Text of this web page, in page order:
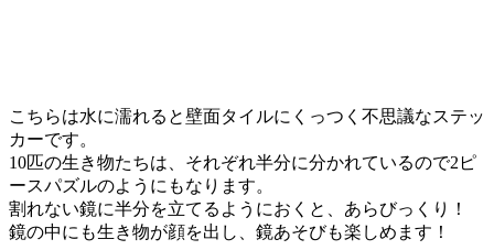
こちらは水に濡れると壁面タイルにくっつく不思議なステッ
カーです。
10匹の生き物たちは、それぞれ半分に分かれているので2ピ
ースパズルのようにもなります。
割れない鏡に半分を立てるようにおくと、あらびっくり！
鏡の中にも生き物が顔を出し、鏡あそびも楽しめます！